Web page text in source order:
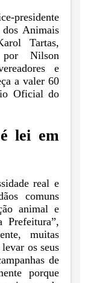
presidente
Animais
Tartas,
Nilson
e
a valer 60
Oficial do
lei em
real e
comuns
animal e
Prefeitura”,
muitas
os seus
de
porque